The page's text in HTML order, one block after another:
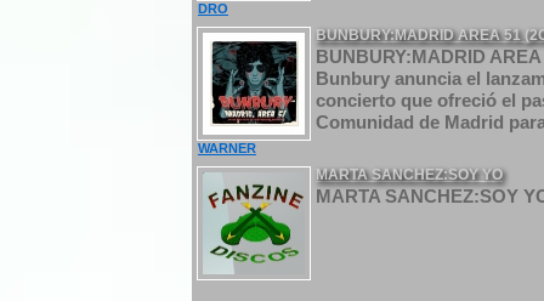
DRO
BUNBURY:MADRID AREA 51
BUNBURY:MADRID
Bunbury anuncia el
concierto que ofreció el
Comunidad de Madrid
WARNER
MARTA SANCHEZ:SOY YO
MARTA SANCHEZ:SOY